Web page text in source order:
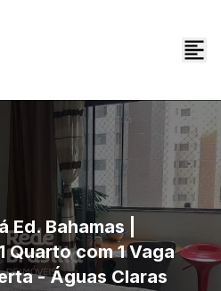
Bahamas |
Quarto com 1 Vaga
- Águas Claras